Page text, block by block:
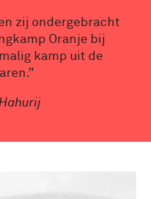
zij ondergebracht
Oranje bij
kamp uit de